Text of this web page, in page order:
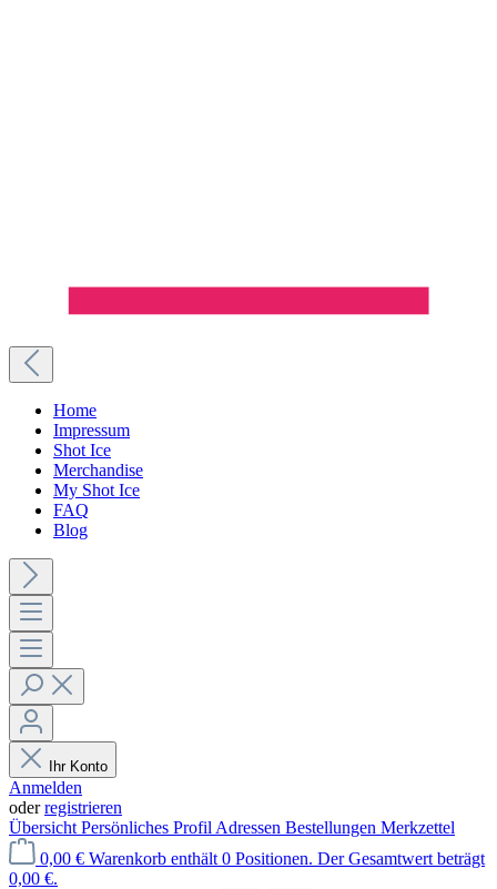
Home
Impressum
Shot Ice
Merchandise
My Shot Ice
FAQ
Blog
Ihr Konto
Anmelden
oderregistrieren
Übersicht Persönliches Profil Adressen Bestellungen Merkzettel
0,00 € Warenkorb enthält 0 Positionen. Der Gesamtwert beträgt
0,00 €.